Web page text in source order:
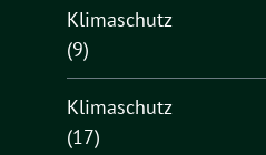
Klimaschutz
(9)
Klimaschutz
(17)